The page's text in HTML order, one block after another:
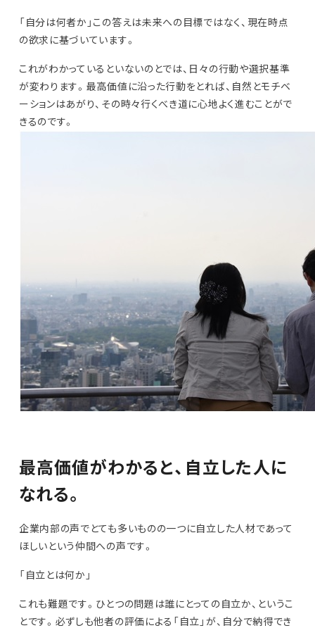
「自分は何者か」この答えは未来への目標ではなく、現在時点
の欲求に基づいています。
これがわかっているといないのとでは、日々の行動や選択基準
が変わります。最高価値に沿った行動をとれば、自然とモチベ
ーションはあがり、その時々行くべき道に心地よく進むことがで
きるのです。
最高価値がわかると、自立した人に
なれる。
企業内部の声でとても多いものの一つに自立した人材であって
ほしいという仲間への声です。
「自立とは何か」
これも難題です。ひとつの問題は誰にとっての自立か、というこ
とです。必ずしも他者の評価による「自立」が、自分で納得でき